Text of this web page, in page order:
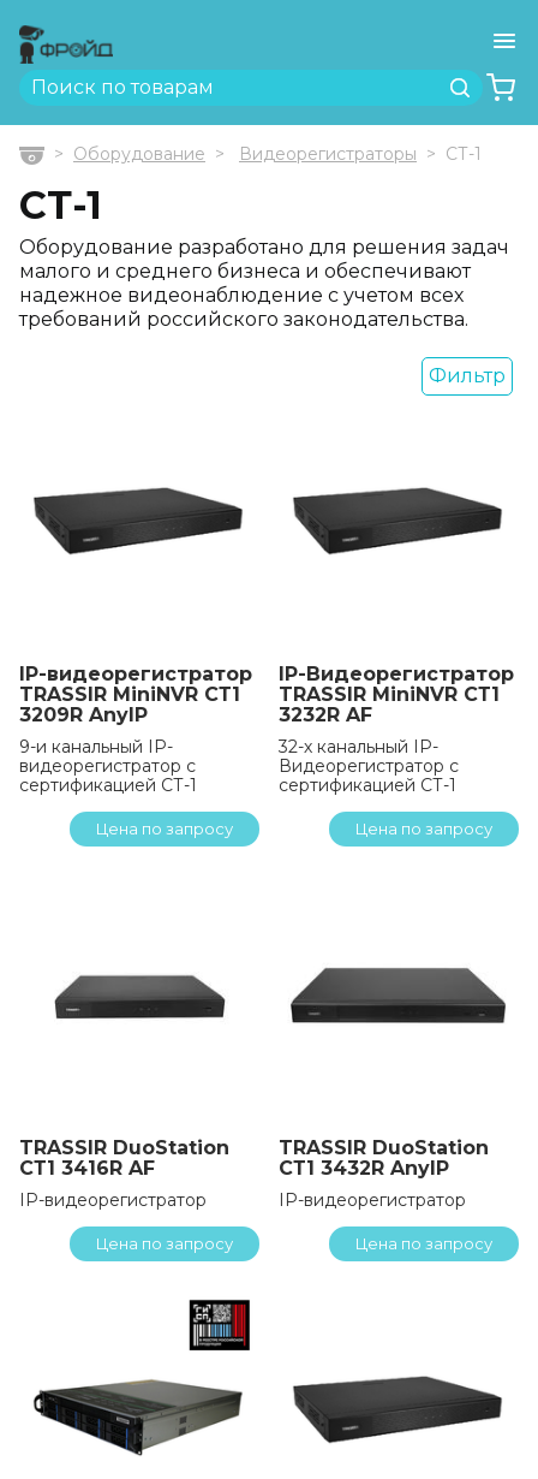
Найти
ГлавнаяОборудование Видеорегистраторы СТ-1
СТ-1
Оборудование разработано для решения задач
малого и среднего бизнеса и обеспечивают
надежное видеонаблюдение с учетом всех
требований российского законодательства.
Фильтр
IP-видеорегистратор
TRASSIR MiniNVR СТ1
3209R AnyIP
9-и канальный IP-
видеорегистратор с
сертификацией СТ-1
Цена по запросу
IP-Видеорегистратор
TRASSIR MiniNVR СТ1
3232R AF
32-х канальный IP-
Видеорегистратор с
сертификацией СТ-1
Цена по запросу
TRASSIR DuoStation
СТ1 3416R AF
IP-видеорегистратор
Цена по запросу
TRASSIR DuoStation
СТ1 3432R AnyIP
IP-видеорегистратор
Цена по запросу